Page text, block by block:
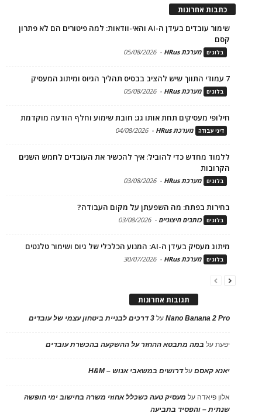
כתבות אחרונות
שימור עובדים בעידן ה-AI והאי-וודאות: למה פיטורים הם לא פתרון
קסם
בלוגים מערכת HRus -
05/08/2026
7 עמודי התווך שיש להציב בבסיס תהליך הגיוס ומיתוג המעסיק
בלוגים מערכת HRus -
05/08/2026
חילופי מעסיקים תחת אותו גג: חובת שימוע וחלף הודעה מוקדמת
דיני עבודה מערכת HRus -
04/08/2026
ללמוד מחדש כדי להוביל: איך להכשיר את העובדים לחמש השנים
הקרובות
בלוגים מערכת HRus -
03/08/2026
בחירות בפתח: מה השפעתן על מקום העבודה?
בלוגים כותבים חיצוניים -
03/08/2026
מיתוג מעסיק בעידן ה-AI: המנוע הכלכלי של גיוס ושימור טלנטים
בלוגים מערכת HRus -
30/07/2026
תגובות אחרונות
Nano Banana 2 Proעל 3 דרכים לבניית ביטחון עצמי של עובדים
יפעתעל במה מתבטא ההחזר על ההשקעה בהכשרת עובדים
יאנא קאסםעלדרושים במשאבי אנוש – H&M
אלון פיאדה על מעסיק טעה כשכלל אחוזי משרה בחישוב ימי חופשה
שנתית – והפסיד בתביעה